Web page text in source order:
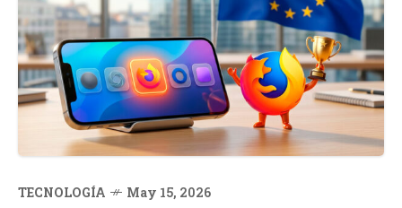
TECNOLOGÍA May 15, 2026